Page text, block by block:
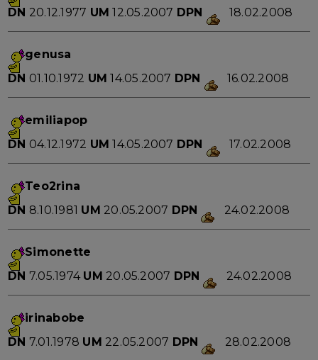
DN 20.12.1977 UM 12.05.2007 DPN 18.02.2008
genusa
DN 01.10.1972 UM 14.05.2007 DPN 16.02.2008
emiliapop
DN 04.12.1972 UM 14.05.2007 DPN 17.02.2008
Teo2rina
DN 8.10.1981 UM 20.05.2007 DPN 24.02.2008
Simonette
DN 7.05.1974 UM 20.05.2007 DPN 24.02.2008
irinabobe
DN 7.01.1978 UM 22.05.2007 DPN 28.02.2008